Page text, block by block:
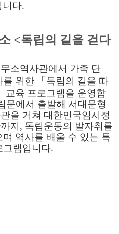
니다.
<독립의 길을 걷다
소역사관에서 가족 단
를 위한 「독립의 길을 따
교육 프로그램을 운영합
문에서 출발해 서대문형
을 거쳐 대한민국임시정
지, 독립운동의 발자취를
며 역사를 배울 수 있는 특
그램입니다.